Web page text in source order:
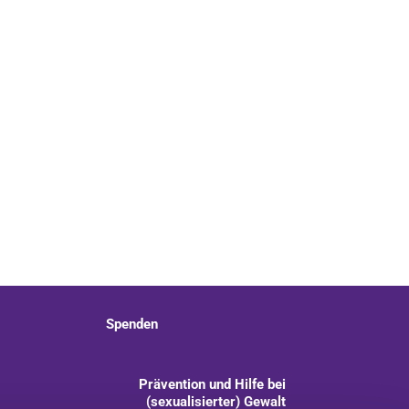
Spenden
Prävention und Hilfe bei
(sexualisierter) Gewalt